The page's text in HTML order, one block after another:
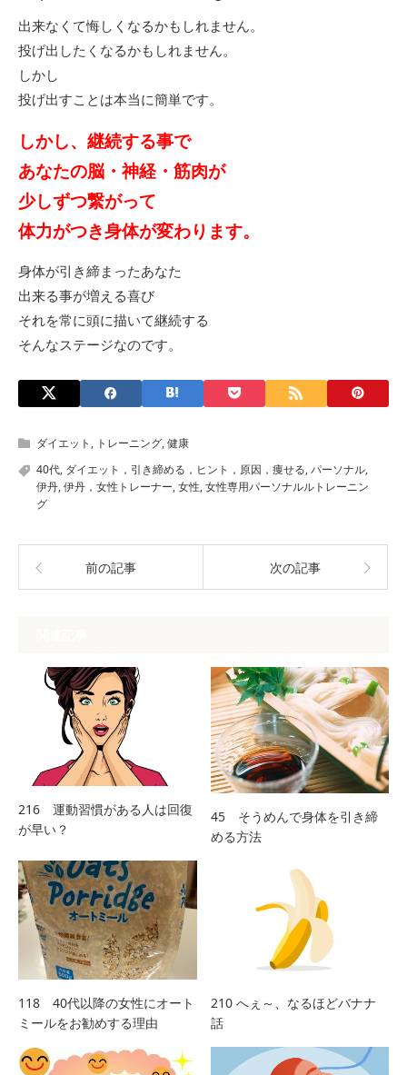
出来なくて悔しくなるかもしれません。
投げ出したくなるかもしれません。
しかし
投げ出すことは本当に簡単です。
しかし、継続する事で
あなたの脳・神経・筋肉が
少しずつ繋がって
体力がつき身体が変わります。
身体が引き締まったあなた
出来る事が増える喜び
それを常に頭に描いて継続する
そんなステージなのです。
ダイエット , トレーニング,健康
40代, ダイエット，引き締める，ヒント，原因，痩せる,パーソナル,
伊丹,伊丹，女性トレーナー,女性,女性専用パーソナルルトレーニン
グ
前の記事 次の記事
216 運動習慣がある人は回復
が早い？
45 そうめんで身体を引き締
める方法
118 40代以降の女性にオート
ミールをお勧めする理由
210 へぇ～、なるほどバナナ
話